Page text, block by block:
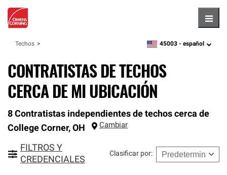
Techos zipcode,language
45003 - español
CONTRATISTAS DE TECHOS
CERCA DE MI UBICACIÓN
8 Contratistas independientes de techos cerca de
College Corner, OH Cambiar
FILTROS Y
CREDENCIALES
Clasificar por: